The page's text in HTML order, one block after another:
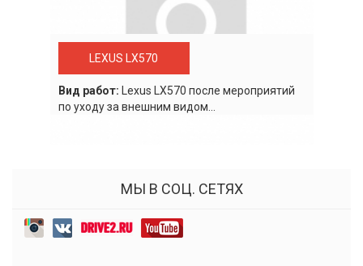
LEXUS LX570
Вид работ: Lexus LХ570 после мероприятий
по уходу за внешним видом...
МЫ В СОЦ. СЕТЯХ